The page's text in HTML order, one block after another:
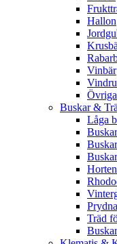
Hallon
Vinbär
Buskar &
Låga
Träd